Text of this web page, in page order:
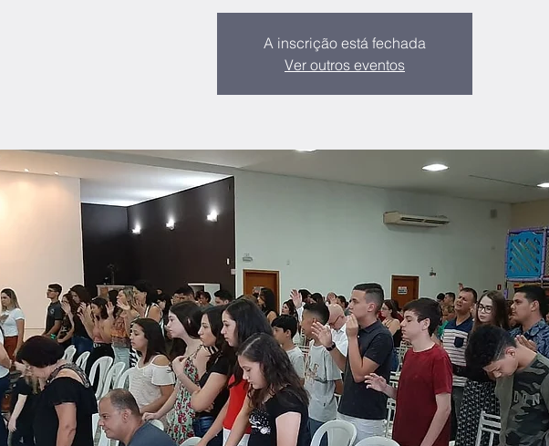
A inscrição está fechada
Ver outros eventos